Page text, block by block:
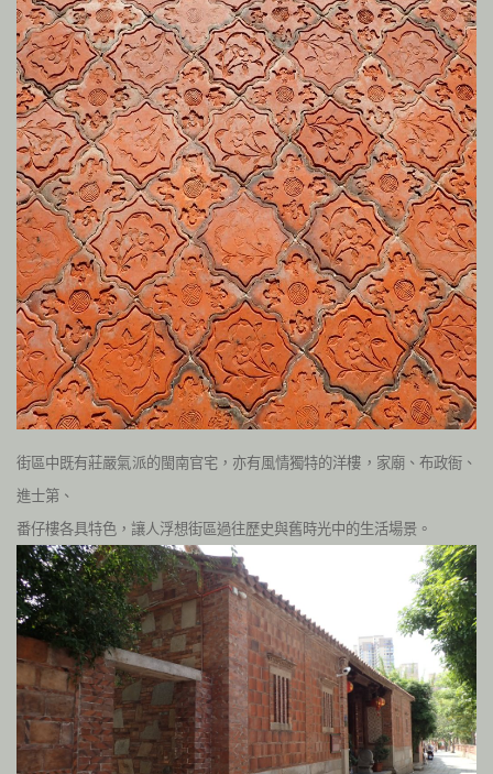
街區中既有莊嚴氣派的閩南官宅，亦有風情獨特的洋樓，家廟、布政衙、
進士第、
番仔樓各具特色，讓人浮想街區過往歷史與舊時光中的生活場景。